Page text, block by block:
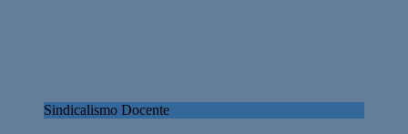
Sindicalismo Docente